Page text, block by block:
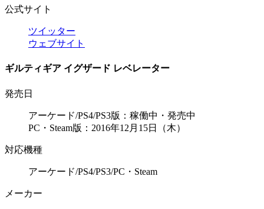
公式サイト
ツイッター
ウェブサイト
ギルティギア イグザード レベレーター
発売日
アーケード/PS4/PS3版：稼働中・発売中
PC・Steam版：2016年12月15日（木）
対応機種
アーケード/PS4/PS3/PC・Steam
メーカー